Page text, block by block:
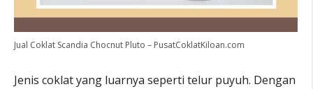
Jual Coklat Scandia Chocnut Pluto – PusatCoklatKiloan.com
Jenis coklat yang luarnya seperti telur puyuh. Dengan